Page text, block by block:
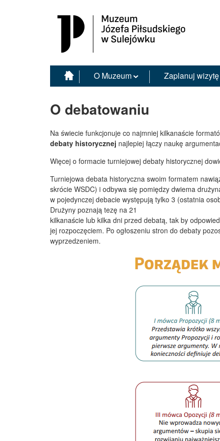
Muzeum Józefa Piłsudskiego w Sulejówku
O Muzeum Zaplanuj wizytę
O debatowaniu
Na świecie funkcjonuje co najmniej kilkanaście
debaty historycznej najlepiej łączy naukę
Więcej o formacie turniejowej debaty historycznej
Turniejowa debata historyczna swoim formatem
skrócie WSDC) i odbywa się pomiędzy dwiema
w pojedynczej debacie występują tylko 3 (ostatnia
Drużyny poznają tezę na 21
kilkanaście lub kilka dni przed debatą, tak by
jej rozpoczęciem. Po ogłoszeniu stron do debaty
wyprzedzeniem.